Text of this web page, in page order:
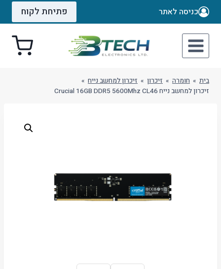
Skip
כניסה לאתר פתיחת לקוח
בית » חומרה » זיכרון » זיכרון למחשב נייח »
זיכרון למחשב נייח Crucial 16GB DDR5 5600Mhz CL46